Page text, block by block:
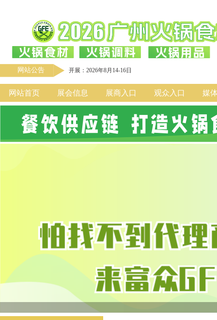
网站公告 开展：2026年8月14-16日
网站首页 展会信息 展商入口 观众入口 媒